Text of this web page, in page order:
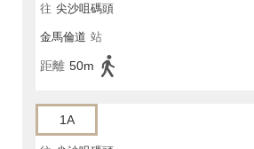
往 尖沙咀碼頭
金馬倫道 站
距離 50m
1A